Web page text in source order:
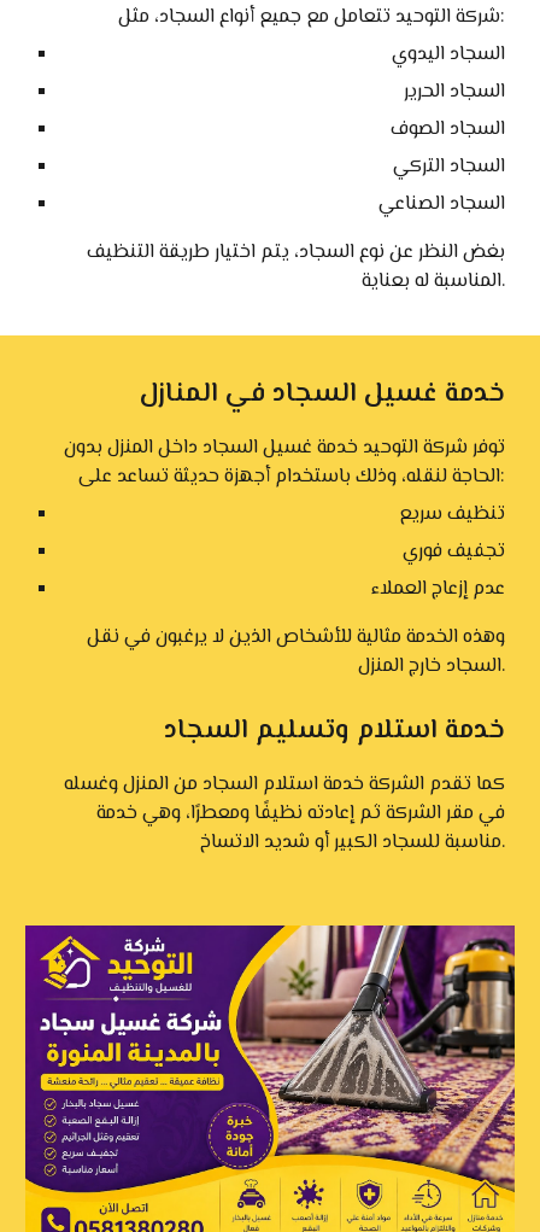
شركة التوحيد تتعامل مع جميع أنواع السجاد، مثل:
السجاد اليدوي
السجاد الحرير
السجاد الصوف
السجاد التركي
السجاد الصناعي
بغض النظر عن نوع السجاد، يتم اختيار طريقة التنظيف
المناسبة له بعناية.
خدمة غسيل السجاد في المنازل
توفر شركة التوحيد خدمة غسيل السجاد داخل المنزل بدون
الحاجة لنقله، وذلك باستخدام أجهزة حديثة تساعد على:
تنظيف سريع
تجفيف فوري
عدم إزعاج العملاء
وهذه الخدمة مثالية للأشخاص الذين لا يرغبون في نقل
السجاد خارج المنزل.
خدمة استلام وتسليم السجاد
كما تقدم الشركة خدمة استلام السجاد من المنزل وغسله
في مقر الشركة ثم إعادته نظيفًا ومعطرًا، وهي خدمة
مناسبة للسجاد الكبير أو شديد الاتساخ.